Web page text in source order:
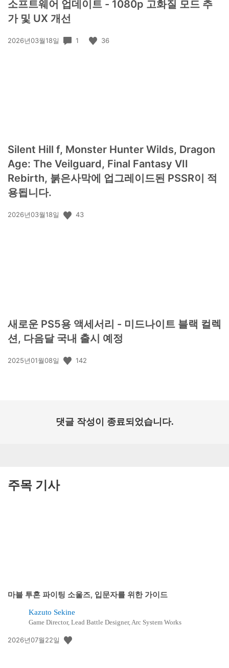
소프트웨어 업데이트 - 1080p 고화질 모드 추
가 및 UX 개선
공
2026년03월18일 1 36
Silent Hill f, Monster Hunter Wilds, Dragon
Age: The Veilguard, Final Fantasy VII
Rebirth, 붉은사막에 업그레이드된 PSSR이 적
용됩니다.
공
2026년03월18일 43
새로운 PS5용 액세서리 - 미드나이트 블랙 컬렉
션, 다음달 국내 출시 예정
공
2025년01월08일 142
댓글 작성이 종료되었습니다.
주목 기사
마블 투혼 파이팅 소울즈, 입문자를 위한 가이드
Kazuto Sekine
Game Director, Lead Battle Designer, Arc System Works
공
2026년07월22일